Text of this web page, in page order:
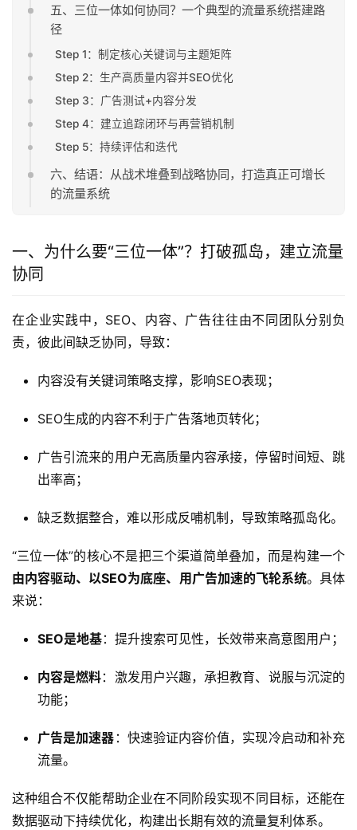
五、三位一体如何协同？一个典型的流量系统搭建路
径
Step 1：制定核心关键词与主题矩阵
Step 2：生产高质量内容并SEO优化
Step 3：广告测试+内容分发
Step 4：建立追踪闭环与再营销机制
Step 5：持续评估和迭代
六、结语：从战术堆叠到战略协同，打造真正可增长
的流量系统
一、为什么要“三位一体”？打破孤岛，建立流量
协同
在企业实践中，SEO、内容、广告往往由不同团队分别负
责，彼此间缺乏协同，导致：
内容没有关键词策略支撑，影响SEO表现；
SEO生成的内容不利于广告落地页转化；
广告引流来的用户无高质量内容承接，停留时间短、跳
出率高；
缺乏数据整合，难以形成反哺机制，导致策略孤岛化。
“三位一体”的核心不是把三个渠道简单叠加，而是构建一个
由内容驱动、以SEO为底座、用广告加速的飞轮系统。具体
来说：
SEO是地基：提升搜索可见性，长效带来高意图用户；
内容是燃料：激发用户兴趣，承担教育、说服与沉淀的
功能；
广告是加速器 ：快速验证内容价值，实现冷启动和补充
流量。
这种组合不仅能帮助企业在不同阶段实现不同目标，还能在
数据驱动下持续优化，构建出长期有效的流量复利体系。